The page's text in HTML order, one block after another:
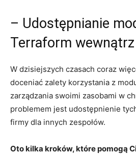
– ⁢Udostępnianie
Terraform
W dzisiejszych czasach coraz
doceniać zalety korzystania z
zarządzania ⁣swoimi zasobami w
problemem jest udostępnienie
firmy dla ‍innych zespołów. ⁢
Oto kilka kroków, które pomogą